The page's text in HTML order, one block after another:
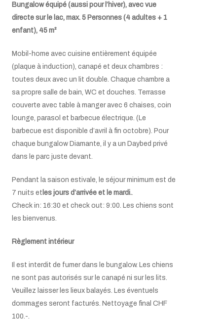
Climatisation
Mini coffre-fort
Lit bébé sur demande (max.2)
Largeur de la porte de la chambre à coucher
pour les lits simples: 75 cm
Hauteur sous les meubles de cuisine: 80 cm
Hauteur sous le lavabo dans la salle de bain: 78
Bungalow équipé (aussi pour l’hiver), avec vue
directe sur le lac, max. 5 Personnes (4 adultes + 1
enfant), 45 m²
Mobil-home avec cuisine entièrement équipée
(plaque à induction), canapé et deux chambres :
toutes deux avec un lit double. Chaque chambre a
sa propre salle de bain, WC et douches. Terrasse
couverte avec table à manger avec 6 chaises, coin
lounge, parasol et barbecue électrique. (Le
barbecue est disponible d’avril à fin octobre). Pour
chaque bungalow Diamante, il y a un Daybed privé
dans le parc juste devant.
Pendant la saison estivale, le séjour minimum est de
7 nuits et les jours d’arrivée et le mardi..
Check in: 16:30 et check out: 9:00. Les chiens sont
les bienvenus.
Règlement intérieur
Il est interdit de fumer dans le bungalow. Les chiens
ne sont pas autorisés sur le canapé ni sur les lits.
Veuillez laisser les lieux balayés. Les éventuels
dommages seront facturés. Nettoyage final CHF
100.-.